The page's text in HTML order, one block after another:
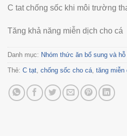
C tat chống sốc khi môi trường
Tăng khả năng miễn dịch cho cá
Danh mục: Nhóm thức ăn bổ sung và
Thẻ: C tạt, chống sốc cho cá, tăng miễn